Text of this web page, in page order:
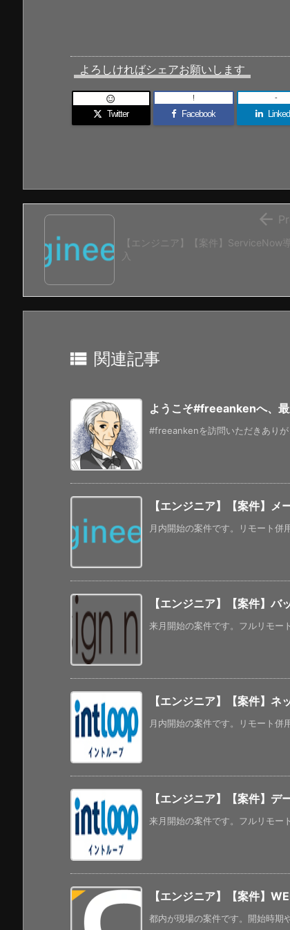
よろしければシェアお願いします
Twitter

Facebook
! -
【エンジニア】【案件】ServiceNow
入

 関連記事
ようこそ#freeankenへ、
#freeankenを訪問いただきあり
【エンジニア】【案件】
月内開始の案件です。リモート
【エンジニア】【案件】バ
来月開始の案件です。フルリモー
【エンジニア】【案件】ネ
月内開始の案件です。リモート併
【エンジニア】【案件】デ
来月開始の案件です。フルリモー
【エンジニア】【案件】
都内が現場の案件です。開始時期